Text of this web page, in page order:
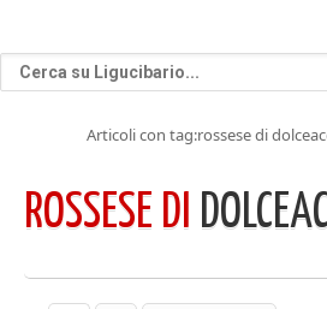
Articoli con tag:rossese di
ROSSESE DI